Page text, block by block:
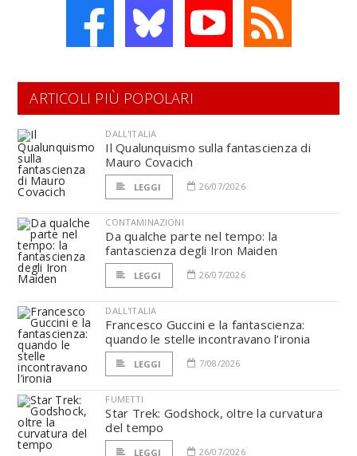
ARTICOLI PIÙ POPOLARI
DALL'ITALIA
Il Qualunquismo sulla fantascienza di
Mauro Covacich
LEGGI 26/07/2026
CONTAMINAZIONI
Da qualche parte nel tempo: la
fantascienza degli Iron Maiden
LEGGI 26/07/2026
DALL'ITALIA
Francesco Guccini e la fantascienza:
quando le stelle incontravano l’ironia
LEGGI 7/08/2026
FUMETTI
Star Trek: Godshock, oltre la curvatura
del tempo
LEGGI 26/07/2026